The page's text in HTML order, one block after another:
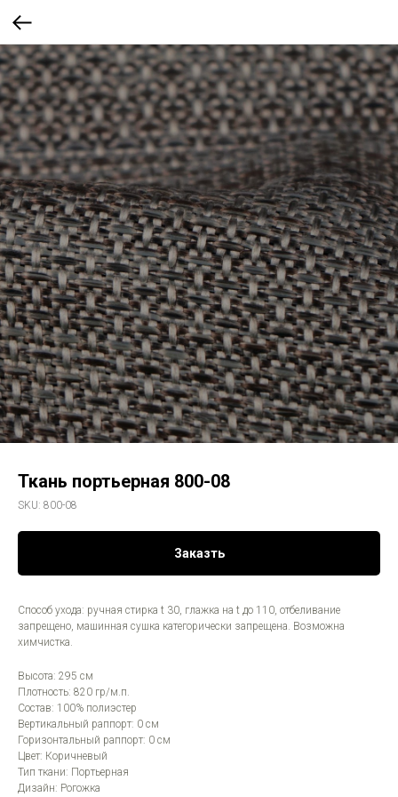
Ткань портьерная 800-08
SKU: 800-08
Заказть
Способ ухода: ручная стирка t 30, глажка на t до 110, отбеливание
запрещено, машинная сушка категорически запрещена. Возможна
химчистка.
Высота: 295 см
Плотность: 820 гр/м.п.
Состав: 100% полиэстер
Вертикальный раппорт: 0 см
Горизонтальный раппорт: 0 см
Цвет: Коричневый
Тип ткани: Портьерная
Дизайн: Рогожка